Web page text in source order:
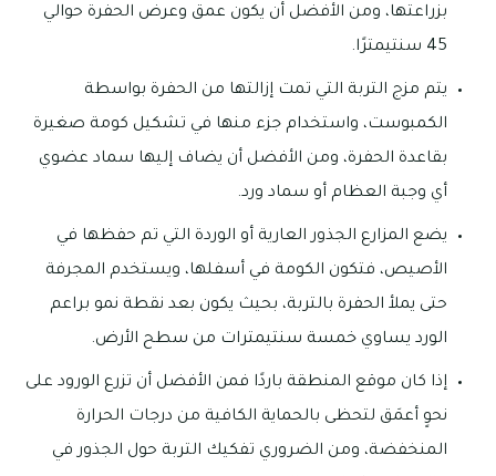
بزراعتها، ومن الأفضل أن يكون عمق وعرض الحفرة حوالي
45 سنتيمترًا.
يتم مزج التربة التي تمت إزالتها من الحفرة بواسطة
الكمبوست، واستخدام جزء منها في تشكيل كومة صغيرة
بقاعدة الحفرة، ومن الأفضل أن يضاف إليها سماد عضوي
أي وجبة العظام أو سماد ورد.
يضع المزارع الجذور العارية أو الوردة التي تم حفظها في
الأصيص، فتكون الكومة في أسفلها، ويستخدم المجرفة
حتى يملأ الحفرة بالتربة، بحيث يكون بعد نقطة نمو براعم
الورد يساوي خمسة سنتيمترات من سطح الأرض.
إذا كان موقع المنطقة باردًا فمن الأفضل أن تزرع الورود على
نحوٍ أعمَق لتحظى بالحماية الكافية من درجات الحرارة
المنخفضة، ومن الضروري تفكيك التربة حول الجذور في